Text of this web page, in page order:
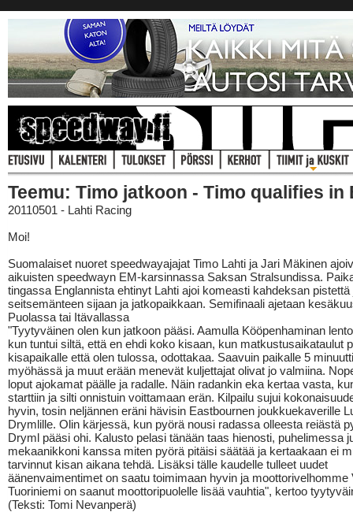
Teemu: Timo jatkoon - Timo qualifies in
20110501 - Lahti Racing
Moi!
Suomalaiset nuoret speedwayajajat Timo Lahti ja Jari Mäkinen
aikuisten speedwayn EM-karsinnassa Saksan Stralsundissa.
tingassa Englannista ehtinyt Lahti ajoi komeasti kahdeksan pistettä
seitsemänteen sijaan ja jatkopaikkaan. Semifinaali ajetaan
Puolassa tai Itävallassa
"Tyytyväinen olen kun jatkoon pääsi. Aamulla Kööpenhaminan
kun tuntui siltä, että en ehdi koko kisaan, kun matkustusaikataulut
kisapaikalle että olen tulossa, odottakaa. Saavuin paikalle 5
myöhässä ja muut erään menevät kuljettajat olivat jo valmiina.
loput ajokamat päälle ja radalle. Näin radankin eka kertaa vasta,
starttiin ja silti onnistuin voittamaan erän. Kilpailu sujui
hyvin, tosin neljännen eräni hävisin Eastbournen joukkuekaverille
Drymlille. Olin kärjessä, kun pyörä nousi radassa olleesta reiästä
Dryml pääsi ohi. Kalusto pelasi tänään taas hienosti, puhelimessa
mekaanikkoni kanssa miten pyörä pitäisi säätää ja kertaakaan ei
tarvinnut kisan aikana tehdä. Lisäksi tälle kaudelle tulleet uudet
äänenvaimentimet on saatu toimimaan hyvin ja moottorivelhomme
Tuoriniemi on saanut moottoripuolelle lisää vauhtia", kertoo
(Teksti: Tomi Nevanperä)